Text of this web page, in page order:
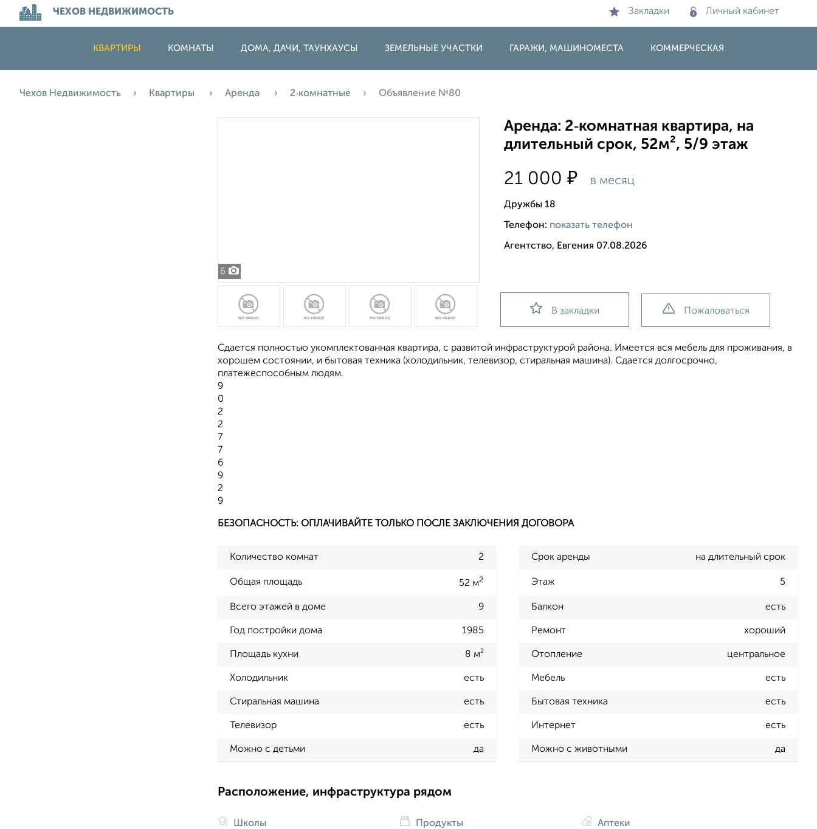
ЧЕХОВ НЕДВИЖИМОСТЬ Закладки Личный кабинет
КВАРТИРЫ КОМНАТЫ ДОМА, ДАЧИ, ТАУНХАУСЫ ЗЕМЕЛЬНЫЕ УЧАСТКИ ГАРАЖИ, МАШИНОМЕСТА КОММЕРЧЕСКАЯ
Чехов Недвижимость Квартиры Аренда 2‑комнатные Объявление №80
6
Аренда: 2‑комнатная квартира, на
длительный срок, 52м², 5/9 этаж
21 000₽ в месяц
Дружбы 18
Телефон: показать телефон
Агентство, Евгения 07.08.2026
В закладки Пожаловаться
Сдается полностью укомплектованная квартира, с развитой инфраструктурой района. Имеется вся мебель для проживания, в
хорошем состоянии, и бытовая техника (холодильник, телевизор, стиральная машина). Сдается долгосрочно,
платежеспособным людям.
9
0
2
2
7
7
6
9
2
9
БЕЗОПАСНОСТЬ: ОПЛАЧИВАЙТЕ ТОЛЬКО ПОСЛЕ ЗАКЛЮЧЕНИЯ ДОГОВОРА
Количество комнат 2 Срок аренды на длительный срок
Общая площадь 52 м2 Этаж 5
Всего этажей в доме 9 Балкон есть
Год постройки дома 1985 Ремонт хороший
Площадь кухни 8 м² Отопление центральное
Холодильник есть Мебель есть
Стиральная машина есть Бытовая техника есть
Телевизор есть Интернет есть
Можно с детьми да Можно с животными да
Расположение, инфраструктура рядом
Школы
Продукты
Аптеки